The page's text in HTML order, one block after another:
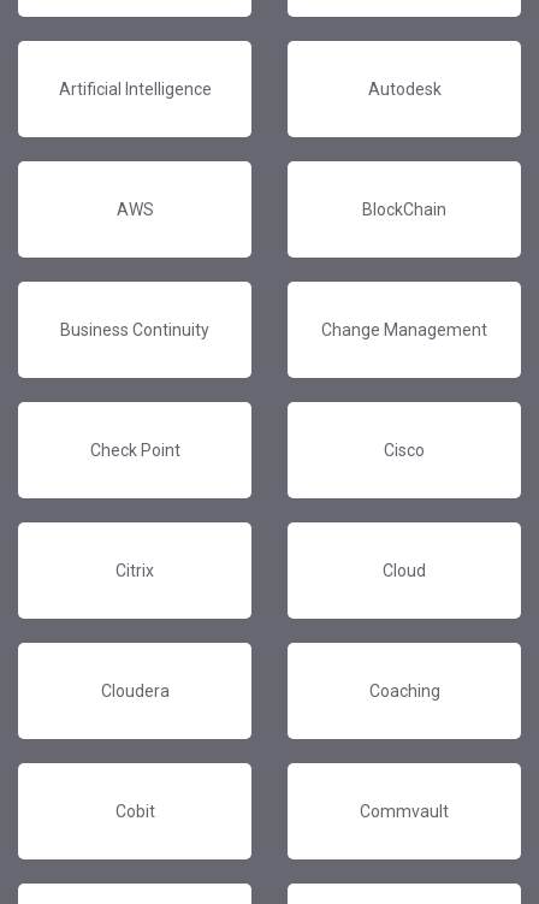
Artificial Intelligence Autodesk
AWS BlockChain
Business Continuity Change Management
Check Point Cisco
Citrix Cloud
Cloudera Coaching
Cobit Commvault